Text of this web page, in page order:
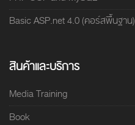
Basic ASP.net 4.0 (คอร์สพื้นฐาน)
สินค้าและบริการ
Media Training
Book